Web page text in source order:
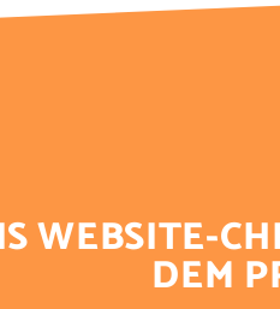
WEBSITE-
DEM